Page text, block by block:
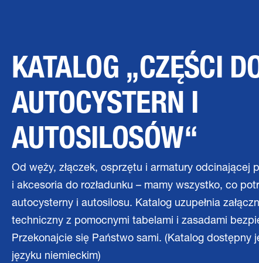
KATALOG „CZĘŚCI
AUTOCYSTERN I
AUTOSILOSÓW“
Od węży, złączek, osprzętu i armatury odcinającej
i akcesoria do rozładunku – mamy wszystko, co
autocysterny i autosilosu. Katalog uzupełnia
techniczny z pomocnymi tabelami i zasadami
Przekonajcie się Państwo sami. (Katalog dostępny
języku niemieckim)